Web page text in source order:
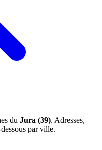
du Jura (39). Adresses,
par ville.